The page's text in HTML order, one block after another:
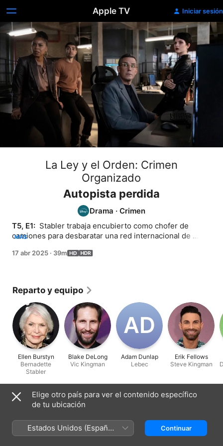
Apple TV Iniciar sesión
La Ley y el Orden: Crimen
Organizado
Autopista perdida
Drama ·Crimen
T5, E1: Stabler trabaja encubierto como chofer de
camiones para desbaratar una red internacional de
identidad, conoce a las “trabajadoras” y descubre un
MÁS
17 abr 2025 · 39m
Reparto y equipo
Ellen Burstyn
Bernadette
Stabler
Blake DeLong
Vic Kingman
A‌D
Adam Dunlap
Lebec
Erik Fellows
Steve Kingman
Ficha técnica
2025
Duración
Elige otro país para ver el contenido específico
de tu ubicación
Estados Unidos (Español
México)
Continuar